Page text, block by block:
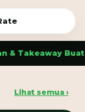
Lihat semua ›